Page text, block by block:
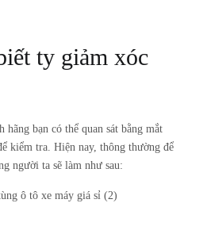
ty giảm xóc
bạn có thể quan sát bằng mắt
kiểm tra. Hiện nay, thông thường để
người ta sẽ làm như sau: